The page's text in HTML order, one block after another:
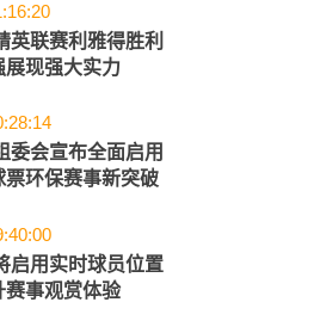
英联赛利雅得胜利
展现强大实力
委会宣布全面启用
票环保赛事新突破
启用实时球员位置
赛事观赏体验